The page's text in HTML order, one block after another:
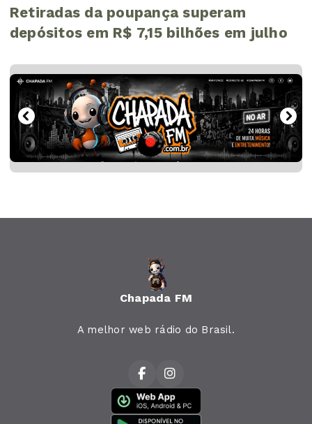
Retiradas da poupança superam
depósitos em R$ 7,15 bilhões em julho
Chapada FM
A melhor web rádio do Brasil.